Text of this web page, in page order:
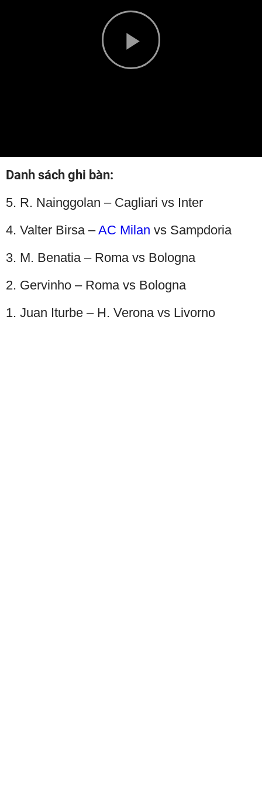
Play
Danh sách ghi bàn:
5. R. Nainggolan – Cagliari vs Inter
4. Valter Birsa –AC Milan vs Sampdoria
3. M. Benatia – Roma vs Bologna
2. Gervinho – Roma vs Bologna
1. Juan Iturbe – H. Verona vs Livorno